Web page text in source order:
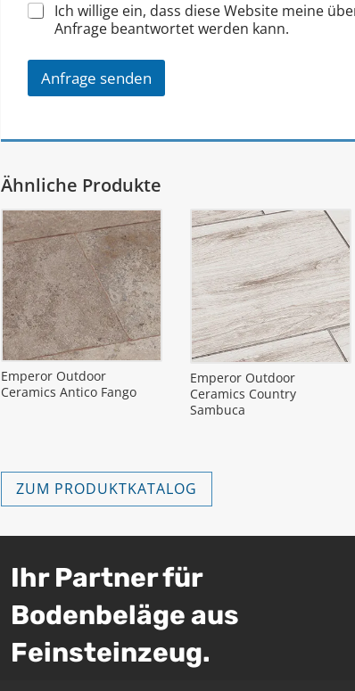
Ich willige ein, dass diese Website meine
Anfrage beantwortet werden kann.
Anfrage senden
Ähnliche Produkte
Emperor Outdoor
Ceramics Antico Fango
Emperor Outdoor
Ceramics Country
Sambuca
ZUM PRODUKTKATALOG
Ihr Partner für
Bodenbeläge aus
Feinsteinzeug.